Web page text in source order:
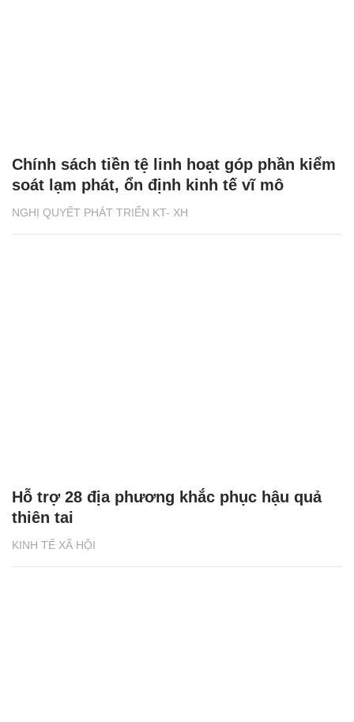
NGHỊ QUYẾT PHÁT TRIỂN KT- XH
Chính sách tiền tệ linh hoạt góp phần kiểm
soát lạm phát, ổn định kinh tế vĩ mô
KINH TẾ XÃ HỘI
Hỗ trợ 28 địa phương khắc phục hậu quả
thiên tai